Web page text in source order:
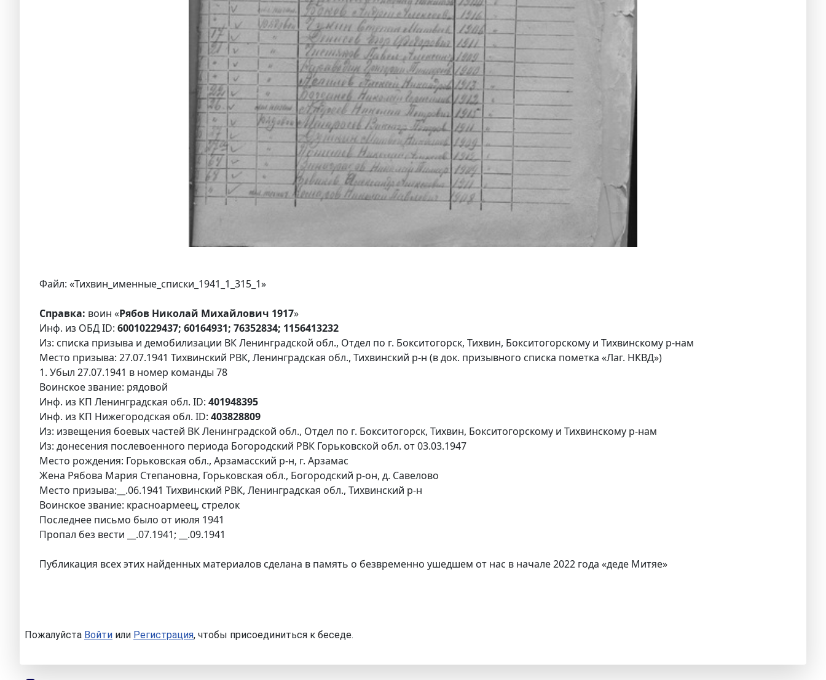
Файл: «Тихвин_именные_списки_1941_1_315_1»
Справка: воин «Рябов Николай Михайлович 1917»
Инф. из ОБД ID: 60010229437; 60164931; 76352834; 1156413232
Из: списка призыва и демобилизации ВК Ленинградской обл., Отдел по г. Бокситогорск, Тихвин, Бокситогорскому и Тихвинскому р-нам
Место призыва: 27.07.1941 Тихвинский РВК, Ленинградская обл., Тихвинский р-н (в док. призывного списка пометка «Лаг. НКВД»)
1. Убыл 27.07.1941 в номер команды 78
Воинское звание: рядовой
Инф. из КП Ленинградская обл. ID: 401948395
Инф. из КП Нижегородская обл. ID: 403828809
Из: извещения боевых частей ВК Ленинградской обл., Отдел по г. Бокситогорск, Тихвин, Бокситогорскому и Тихвинскому р-нам
Из: донесения послевоенного периода Богородский РВК Горьковской обл. от 03.03.1947
Место рождения: Горьковская обл., Арзамасский р-н, г. Арзамас
Жена Рябова Мария Степановна, Горьковская обл., Богородский р-он, д. Савелово
Место призыва:__.06.1941 Тихвинский РВК, Ленинградская обл., Тихвинский р-н
Воинское звание: красноармеец, стрелок
Последнее письмо было от июля 1941
Пропал без вести __.07.1941; __.09.1941
Публикация всех этих найденных материалов сделана в память о безвременно ушедшем от нас в начале 2022 года «деде Митяе»
Пожалуйста Войти или Регистрация, чтобы присоединиться к беседе.